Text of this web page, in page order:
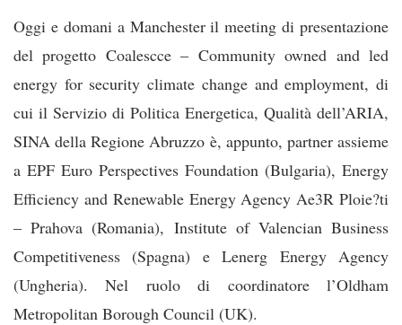
Oggi e domani a Manchester il meeting di presentazione
del progetto Coalescce – Community owned and led
energy for security climate change and employment, di
cui il Servizio di Politica Energetica, Qualità dell’ARIA,
SINA della Regione Abruzzo è, appunto, partner assieme
a EPF Euro Perspectives Foundation (Bulgaria), Energy
Efficiency and Renewable Energy Agency Ae3R Ploie?ti
– Prahova (Romania), Institute of Valencian Business
Competitiveness (Spagna) e Lenerg Energy Agency
(Ungheria). Nel ruolo di coordinatore l’Oldham
Metropolitan Borough Council (UK).